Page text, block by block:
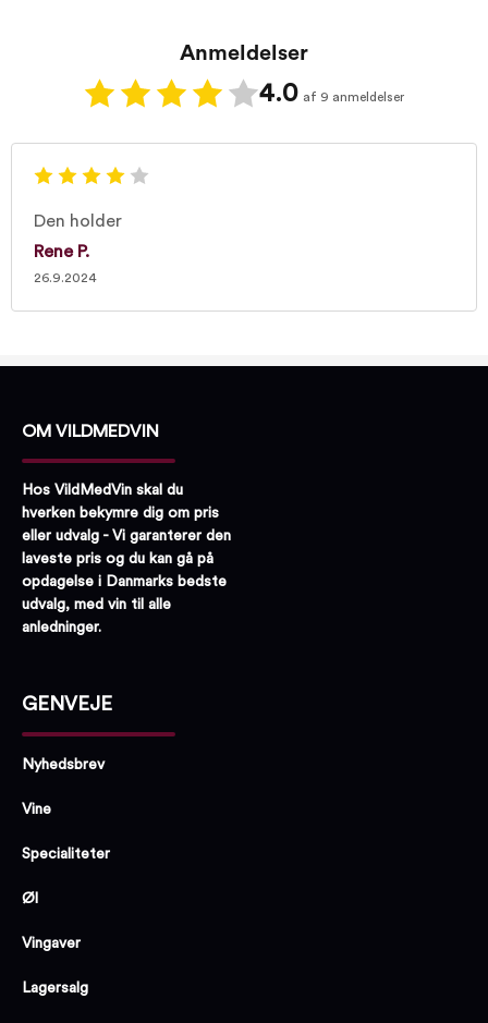
Anmeldelser
4.0 af 9 anmeldelser
Den holder
Rene P.
26.9.2024
OM VILDMEDVIN
Hos VildMedVin skal du
hverken bekymre dig om pris
eller udvalg - Vi garanterer den
laveste pris og du kan gå på
opdagelse i Danmarks bedste
udvalg, med vin til alle
anledninger.
GENVEJE
Nyhedsbrev
Vine
Specialiteter
Øl
Vingaver
Lagersalg